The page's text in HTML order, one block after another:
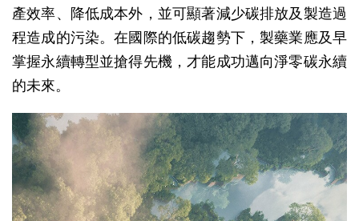
產效率、降低成本外，並可顯著減少碳排放及製造過
程造成的污染。在國際的低碳趨勢下，製藥業應及早
掌握永續轉型並搶得先機，才能成功邁向淨零碳永續
的未來。